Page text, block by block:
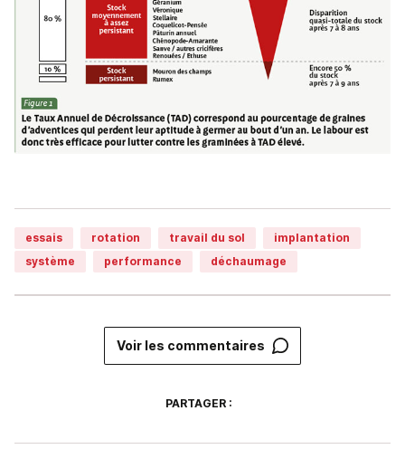
essais rotation travail du sol
implantation
système
performance déchaumage
Voir les commentaires
PARTAGER :